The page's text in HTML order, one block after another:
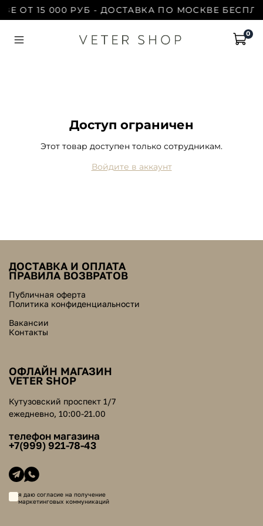
ОТ 15 000 РУБ - ДОСТАВКА ПО МОСКВЕ
0
Доступ ограничен
Этот товар доступен только сотрудникам.
Войдите в аккаунт
ДОСТАВКА И ОПЛАТА
ПРАВИЛА ВОЗВРАТОВ
Публичная оферта
Политика конфиденциальности
Вакансии
Контакты
ОФЛАЙН МАГАЗИН
VETER SHOP
Кутузовский проспект 1/7
ежедневно, 10:00-21.00
телефон магазина
+7(999) 921-78-43
я даю согласие на получение
маркетинговых коммуникаций